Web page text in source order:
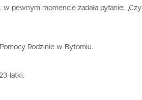
pewnym momencie zadała pytanie: „Czy
Rodzinie w Bytomiu.
latki.